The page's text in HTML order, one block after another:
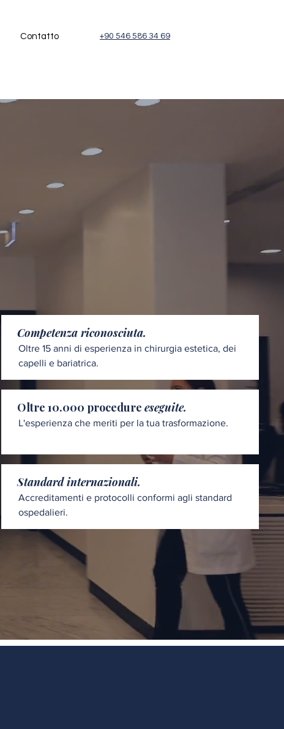
Contatto +90 546 586 34 69
Competenza riconosciuta.
Oltre 15 anni di esperienza in chirurgia estetica, dei
capelli e bariatrica.
Oltre 10.000 procedure eseguite.
L'esperienza che meriti per la tua trasformazione.
Standard internazionali.
Accreditamenti e protocolli conformi agli standard
ospedalieri.